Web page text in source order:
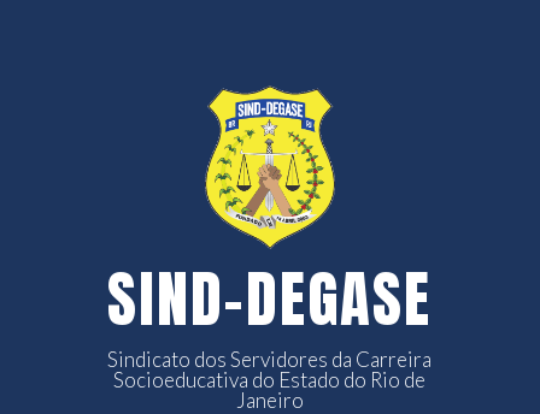
SIND-DEGASE
Sindicato dos Servidores da Carreira
Socioeducativa do Estado do Rio de
Janeiro